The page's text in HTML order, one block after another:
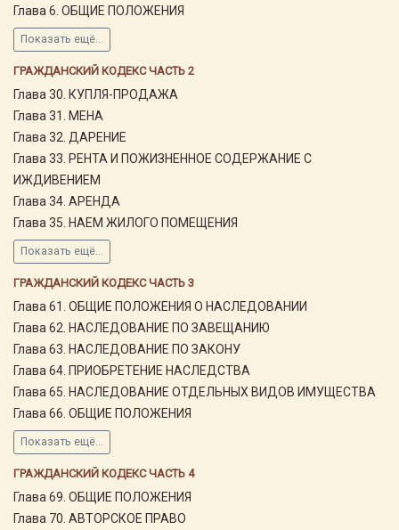
Глава 6. ОБЩИЕ ПОЛОЖЕНИЯ
Показать ещё...
ГРАЖДАНСКИЙ КОДЕКС ЧАСТЬ 2
Глава 30. КУПЛЯ-ПРОДАЖА
Глава 31. МЕНА
Глава 32. ДАРЕНИЕ
Глава 33. РЕНТА И ПОЖИЗНЕННОЕ СОДЕРЖАНИЕ С
ИЖДИВЕНИЕМ
Глава 34. АРЕНДА
Глава 35. НАЕМ ЖИЛОГО ПОМЕЩЕНИЯ
Показать ещё...
ГРАЖДАНСКИЙ КОДЕКС ЧАСТЬ 3
Глава 61. ОБЩИЕ ПОЛОЖЕНИЯ О НАСЛЕДОВАНИИ
Глава 62. НАСЛЕДОВАНИЕ ПО ЗАВЕЩАНИЮ
Глава 63. НАСЛЕДОВАНИЕ ПО ЗАКОНУ
Глава 64. ПРИОБРЕТЕНИЕ НАСЛЕДСТВА
Глава 65. НАСЛЕДОВАНИЕ ОТДЕЛЬНЫХ ВИДОВ ИМУЩЕСТВА
Глава 66. ОБЩИЕ ПОЛОЖЕНИЯ
Показать ещё...
ГРАЖДАНСКИЙ КОДЕКС ЧАСТЬ 4
Глава 69. ОБЩИЕ ПОЛОЖЕНИЯ
Глава 70. АВТОРСКОЕ ПРАВО